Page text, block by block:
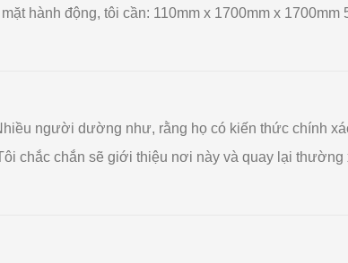
hành động, tôi cần: 110mm x 1700mm x 1700mm
người dường như, rằng họ có kiến ​​thức chính
chắc chắn sẽ giới thiệu nơi này và quay lại